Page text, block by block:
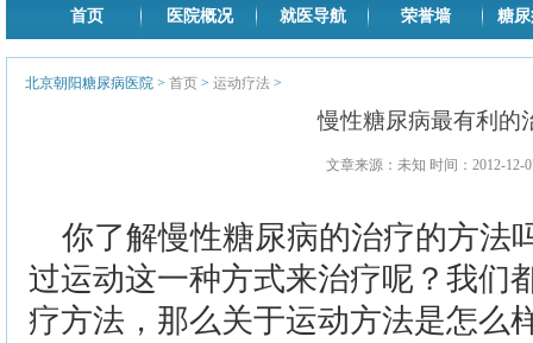
首页 医院概况 就医导航 荣誉墙 糖
北京朝阳糖尿病医院 > 首页 > 运动疗法 >
慢性糖尿病最有利的
文章来源：未知 时间：2012-12-
你了解慢性糖尿病的治疗的方法
过运动这一种方式来治疗呢？我们
疗方法，那么关于运动方法是怎么